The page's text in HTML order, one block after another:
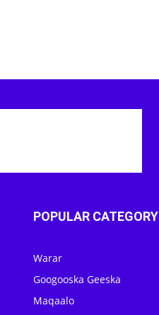
POPULAR CATEGORY
Warar
Googooska Geeska
Maqaalo